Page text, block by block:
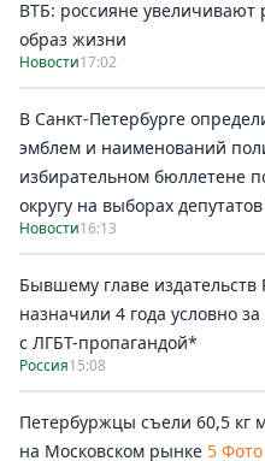
ВТБ: россияне увеличивают
образ жизни
Новости17:02
В Санкт-Петербурге
эмблем и наименований
избирательном бюллетене
округу на выборах
Новости16:13
Бывшему главе
назначили 4 года условно
с ЛГБТ-пропагандой*
Россия15:08
Петербуржцы съели 60,5 кг
на Московском рынке 5 Фото